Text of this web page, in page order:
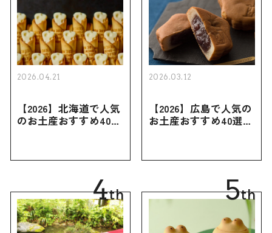
2026.04.21
【2026】北海道で人気
のお土産おすすめ40選
買えない限定品、女性
2026.03.12
【2026】広島で人気の
お土産おすすめ40選｜
き用、女性向けまで幅
4th 5th